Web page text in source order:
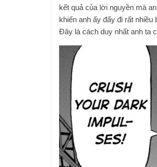
kết quả của lời nguyền mà
khiến anh ấy đẩy đi rất
Đây là cách duy nhất anh ta